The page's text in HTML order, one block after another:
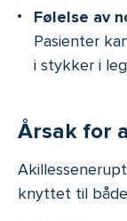
Følelse av
Pasienter
i stykker i
Årsak for
knyttet til